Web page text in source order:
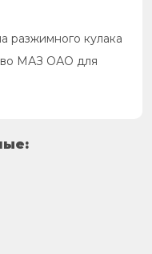
разжимного кулака
МАЗ ОАО для